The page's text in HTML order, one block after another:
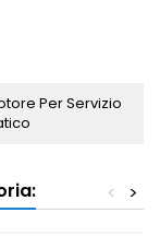
Per Servizio
>
<